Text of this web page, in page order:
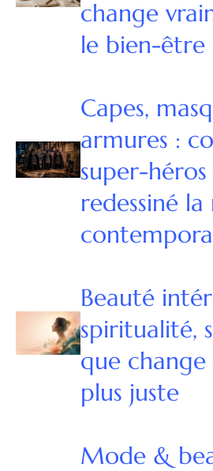
change
le bien-
Capes,
armures :
super-
redessiné
Beauté
spiritualité,
que
plus juste
Mode &